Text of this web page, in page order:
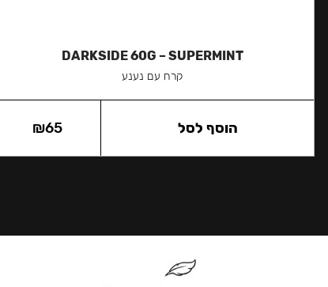
DARKSIDE 60G – SUPERMINT
קרח עם נענע
₪65 הוסף לסל